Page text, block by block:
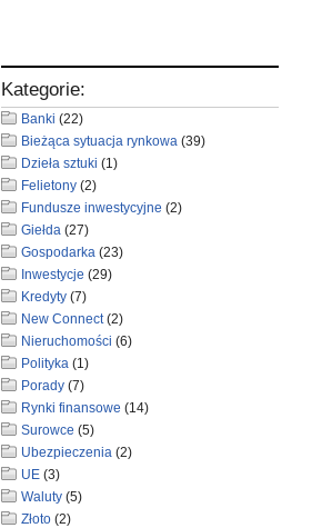
Kategorie:
Banki (22)
Bieżąca sytuacja rynkowa (39)
Dzieła sztuki (1)
Felietony (2)
Fundusze inwestycyjne (2)
Giełda (27)
Gospodarka (23)
Inwestycje (29)
Kredyty (7)
New Connect(2)
Nieruchomości (6)
Polityka (1)
Porady (7)
Rynki finansowe (14)
Surowce (5)
Ubezpieczenia (2)
UE (3)
Waluty (5)
Złoto (2)